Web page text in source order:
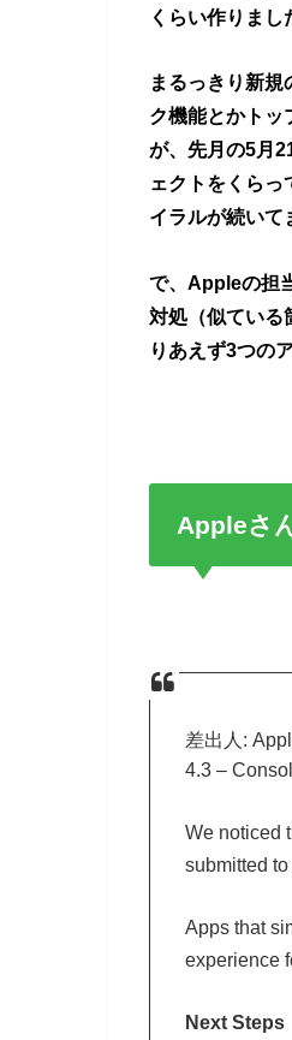
くらい作りまし
まるっきり新
ク機能とかトッ
が、先月の5月
ェクトをくら
イラルが続い
で、Appleの担
対処（似ている
りあえず3つの
Appleさ
差出人:
4.3 –
We noticed
submitted
Apps that
experience
Next Steps